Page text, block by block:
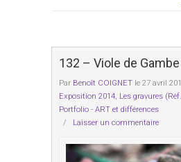
132 – Viole de Gambe
Par Benoît COIGNET le 27 avril
Exposition 2014, Les gravures
Portfolio - ART et différences
/ Laisser un commentaire